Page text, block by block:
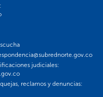
judiciales:
reclamos y denuncias: